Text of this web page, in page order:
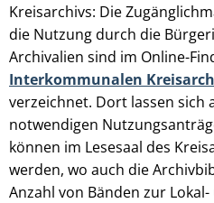
Kreisarchivs: Die
die Nutzung durch die
Archivalien sind im Online-
Interkommunalen
verzeichnet. Dort lassen sich
notwendigen
können im Lesesaal des
werden, wo auch die
Anzahl von Bänden zur